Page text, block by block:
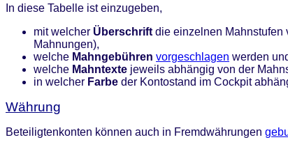
In diese Tabelle ist einzugeben,
mit welcher Überschriftdie einzelnen Mahnstufen
Mahnungen),
welche Mahngebühren vorgeschlagen werden
welche Mahntexte jeweils abhängig von der
in welcher Farbe der Kontostand im Cockpit
Währung
Beteiligtenkonten können auch in Fremdwährungen